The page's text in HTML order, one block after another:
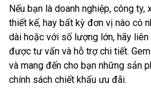
Nếu bạn là doanh nghiệp, công
thiết kế, hay bất kỳ đơn vị nào có
dài hoặc với số lượng lớn, hãy liên
được tư vấn và hỗ trợ chi tiết.
và mang đến cho bạn những sản
chính sách chiết khấu ưu đãi.